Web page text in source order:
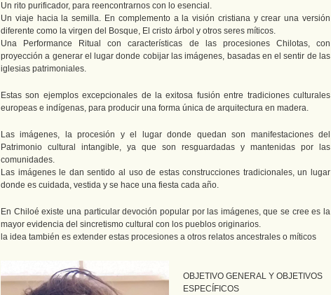
Un rito purificador, para reencontrarnos con lo esencial.
Un viaje hacia la semilla. En complemento a la visión cristiana y crear una versión
diferente como la virgen del Bosque, El cristo árbol y otros seres míticos.
Una Performance Ritual con características de las procesiones Chilotas, con
proyección a generar el lugar donde cobijar las imágenes, basadas en el sentir de las
iglesias patrimoniales.
Estas son ejemplos excepcionales de la exitosa fusión entre tradiciones culturales
europeas e indígenas, para producir una forma única de arquitectura en madera.
Las imágenes, la procesión y el lugar donde quedan son manifestaciones del
Patrimonio cultural intangible, ya que son resguardadas y mantenidas por las
comunidades.
Las imágenes le dan sentido al uso de estas construcciones tradicionales, un lugar
donde es cuidada, vestida y se hace una fiesta cada año.
En Chiloé existe una particular devoción popular por las imágenes, que se cree es la
mayor evidencia del sincretismo cultural con los pueblos originarios.
la idea también es extender estas procesiones a otros relatos ancestrales o míticos
OBJETIVO GENERAL Y OBJETIVOS
ESPECÍFICOS